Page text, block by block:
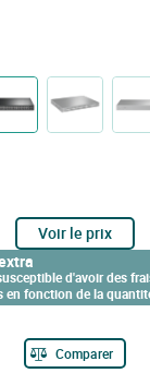
Voir le prix
d'avoir des
en fonction de la
Comparer